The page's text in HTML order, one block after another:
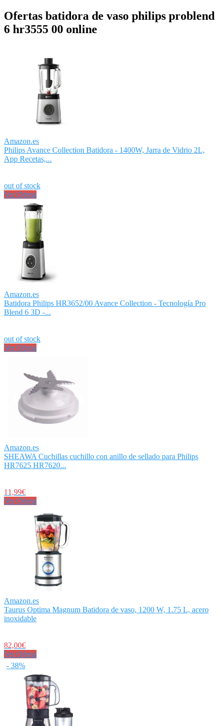
Ofertas batidora de vaso philips problend
6 hr3555 00 online
Amazon.es
Philips Avance Collection Batidora - 1400W, Jarra de Vidrio 2L,
App Recetas,...
out of stock
Ver Oferta
Amazon.es
Batidora Philips HR3652/00 Avance Collection - Tecnología Pro
Blend 6 3D -...
out of stock
Ver Oferta
Amazon.es
SHEAWA Cuchillas cuchillo con anillo de sellado para Philips
HR7625 HR7620...
11,99€
Ver Oferta
Amazon.es
Taurus Optima Magnum Batidora de vaso, 1200 W, 1.75 L, acero
inoxidable
82,00€
Ver Oferta
- 38%